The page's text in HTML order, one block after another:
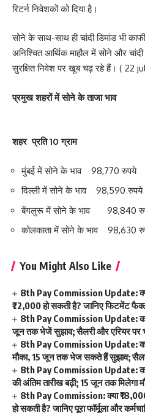
रिटर्न निवेशकों को दिया है।
सोने के साथ-साथ ही चांदी डिमांड भी
अनिश्चित आर्थिक माहौल में सोने और
सुरक्षित निवेश पर खूब चढ़ रहे हैं। ( 22
प्रमुख शहरों में सोने के ताजा भाव
शहर प्रति 10 ग्राम
मुंबई में सोने के भाव 98,770 रुपये
दिल्ली में सोने के भाव 98,590 रुपये
बेंगलुरू में सोने के भाव 98,840
कोलकाता में सोने के भाव 98,630
You Might Also Like
8th Pay Commission Update:
₹72,000 हो सकती है? जानिए फिटमेंट
8th Pay Commission Update:
जून तक भेजें सुझाव; सैलरी और एरियर पर
8th Pay Commission Update:
मौका, 15 जून तक भेज सकते हैं सुझाव;
8th Pay Commission Update:
की अंतिम तारीख बढ़ी; 15 जून तक मिलेगा
8th Pay Commission: क्या
हो सकती है? जानिए पूरा फॉर्मूला और